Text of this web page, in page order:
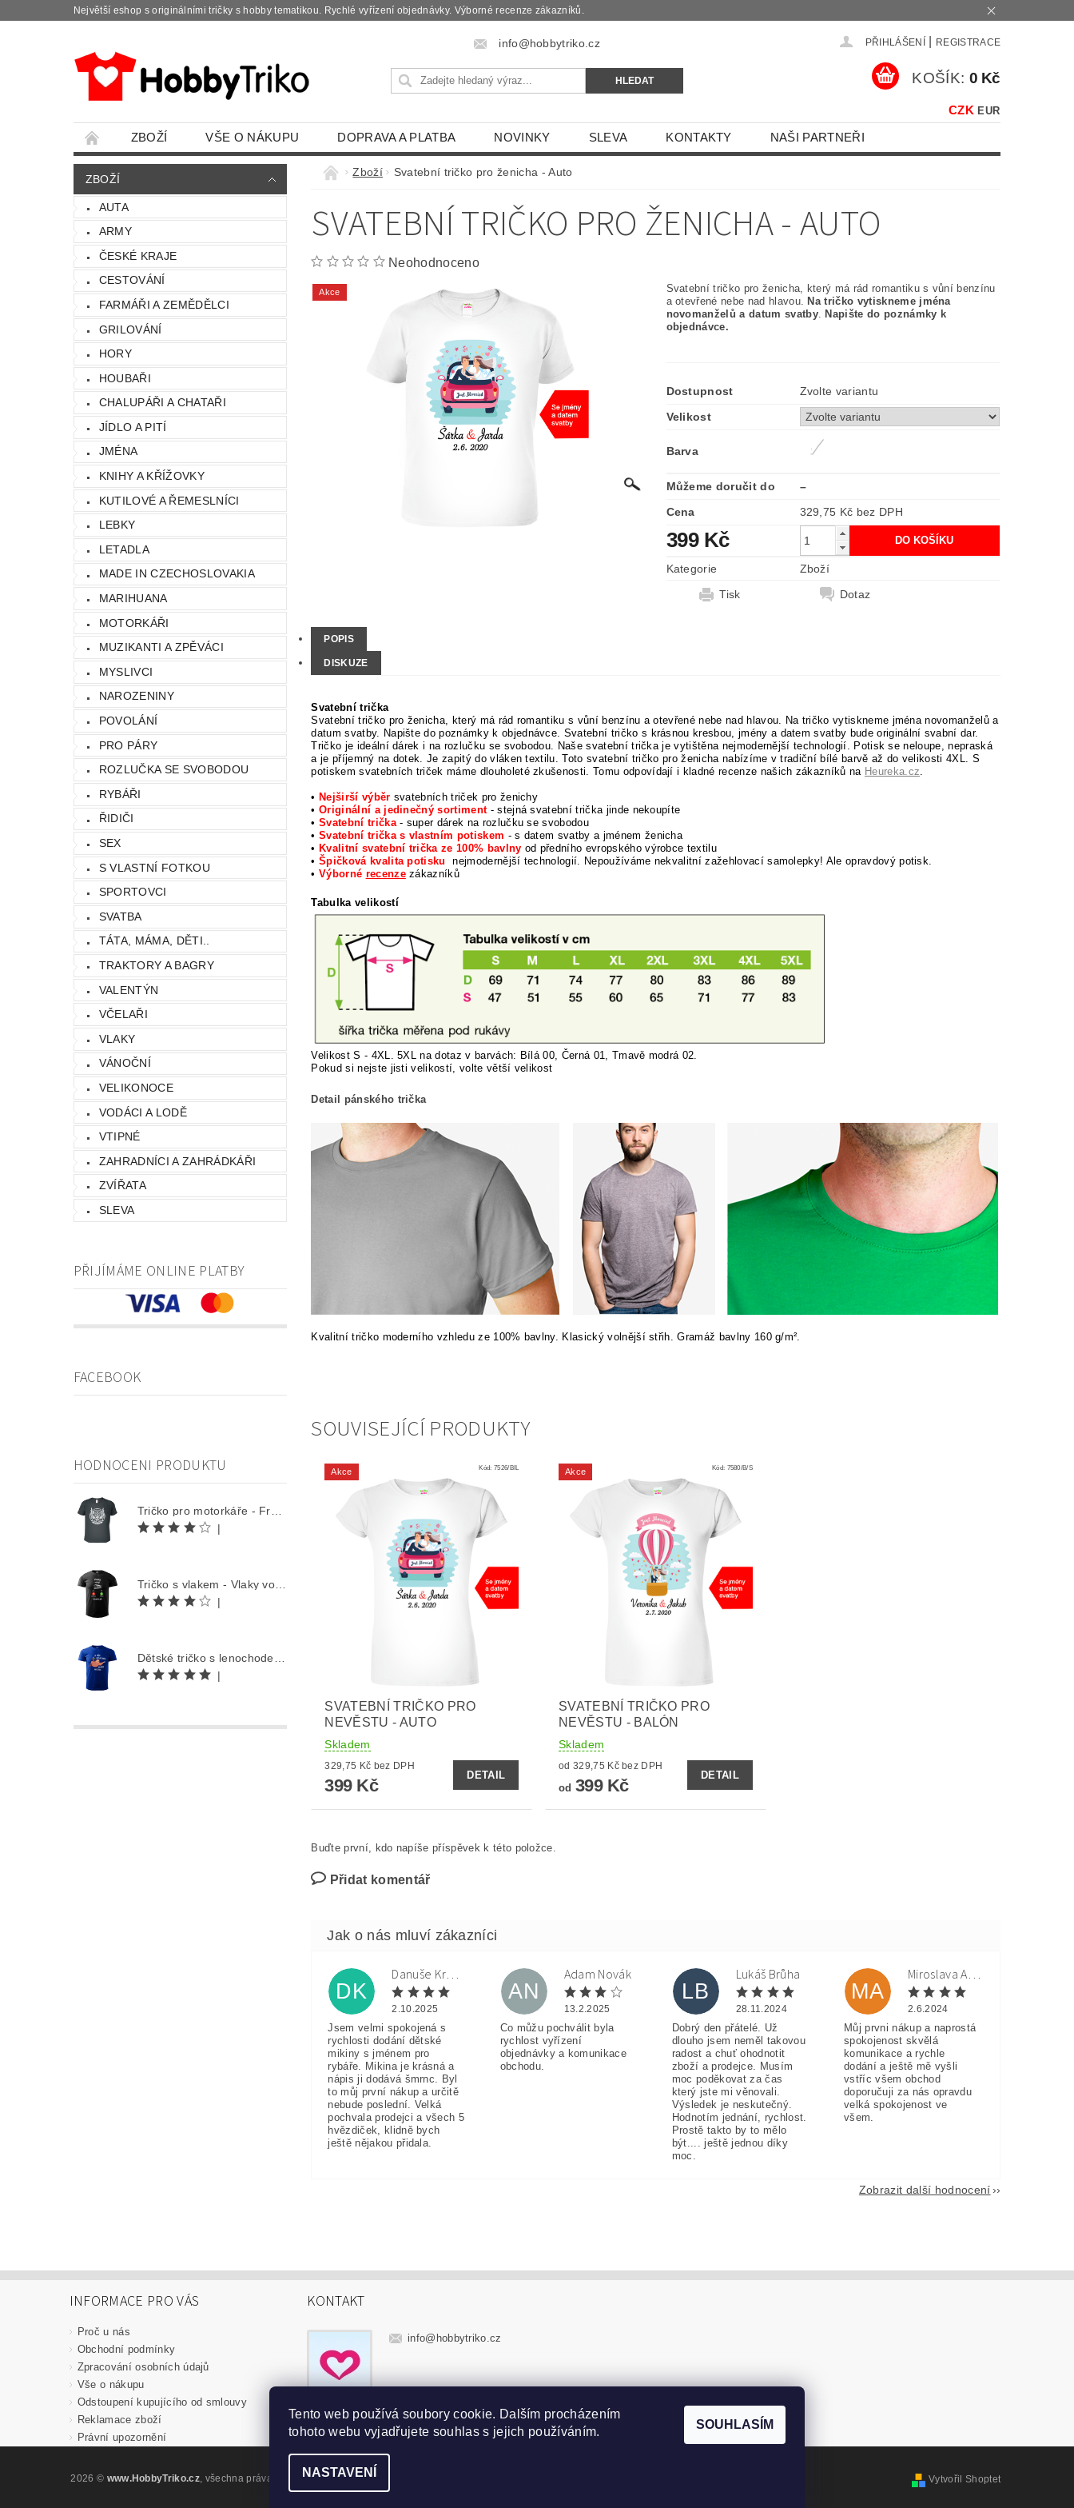
Největší eshop s originálními tričky s hobby tematikou. Rychlé vyřízení objednávky. Výborné recenze zákazníků.
info@hobbytriko.cz PŘIHLÁŠENÍ REGISTRACE
CZK EUR
KOŠÍK: 0 Kč
ZBOŽÍ VŠE O NÁKUPU DOPRAVA A PLATBA NOVINKY SLEVA KONTAKTY NAŠI PARTNEŘI
ZBOŽÍ
AUTA
ARMY
ČESKÉ KRAJE
CESTOVÁNÍ
FARMÁŘI A ZEMĚDĚLCI
GRILOVÁNÍ
HORY
HOUBAŘI
CHALUPÁŘI A CHATAŘI
JÍDLO A PITÍ
JMÉNA
KNIHY A KŘÍŽOVKY
KUTILOVÉ A ŘEMESLNÍCI
LEBKY
LETADLA
MADE IN CZECHOSLOVAKIA
MARIHUANA
MOTORKÁŘI
MUZIKANTI A ZPĚVÁCI
MYSLIVCI
NAROZENINY
POVOLÁNÍ
PRO PÁRY
ROZLUČKA SE SVOBODOU
RYBÁŘI
ŘIDIČI
SEX
S VLASTNÍ FOTKOU
SPORTOVCI
SVATBA
TÁTA, MÁMA, DĚTI..
TRAKTORY A BAGRY
VALENTÝN
VČELAŘI
VLAKY
VÁNOČNÍ
VELIKONOCE
VODÁCI A LODĚ
VTIPNÉ
ZAHRADNÍCI A ZAHRÁDKÁŘI
ZVÍŘATA
SLEVA
PŘIJÍMÁME ONLINE PLATBY
FACEBOOK
HODNOCENI PRODUKTU
|
|
|
Zboží Svatební tričko pro ženicha - Auto
SVATEBNÍ TRIČKO PRO ŽENICHA - AUTO
Neohodnoceno
Akce
Svatební tričko pro ženicha, který má rád romantiku s vůní benzínu
a otevřené nebe nad hlavou.Na tričko vytiskneme jména
novomanželů a datum svatby. Napište do poznámky k
objednávce.
Dostupnost
Zvolte variantu
Velikost
Barva
Můžeme doručit do
–
Cena
329,75 Kč bez DPH
399 Kč
Kategorie
Zboží
Tisk
Dotaz
POPIS
DISKUZE
Svatební trička
Svatební tričko pro ženicha, který má rád romantiku s vůní benzínu a otevřené nebe nad hlavou. Na tričko vytiskneme jména novomanželů a
datum svatby. Napište do poznámky k objednávce. Svatební tričko s krásnou kresbou, jmény a datem svatby bude originální svabní dar.
Tričko je ideální dárek i na rozlučku se svobodou. Naše svatební trička je vytištěna nejmodernější technologií. Potisk se neloupe, nepraská
a je příjemný na dotek. Je zapitý do vláken textilu. Toto svatební tričko pro ženicha nabízíme v tradiční bílé barvě až do velikosti 4XL. S
potiskem svatebních triček máme dlouholeté zkušenosti. Tomu odpovídají i kladné recenze našich zákazníků na Heureka.cz
•Nejširší výběr svatebních triček pro ženichy
•Originální a jedinečný sortiment - stejná svatební trička jinde nekoupíte
•Svatební trička- super dárek na rozlučku se svobodou
•Svatební trička s vlastním potiskem - s datem svatby a jménem ženicha
•Kvalitní svatební trička ze 100% bavlny od předního evropského výrobce textilu
•Špičková kvalita potisku
nejmodernější technologií. Nepoužíváme nekvalitní zažehlovací samolepky! Ale opravdový potisk.
•Výborné recenzezákazníků
Tabulka velikostí
Velikost S - 4XL. 5XL na dotaz v barvách: Bílá 00, Černá 01, Tmavě modrá 02.
Pokud si nejste jisti velikostí, volte větší velikost
Detail pánského trička
Kvalitní tričko moderního vzhledu ze 100% bavlny. Klasický volnější střih. Gramáž bavlny 160 g/m².
SOUVISEJÍCÍ PRODUKTY
Akce Kód: 7526/BIL
SVATEBNÍ TRIČKO PRO
NEVĚSTU - AUTO
Skladem
329,75 Kč bez DPH
399 Kč
DETAIL
Akce Kód: 7580/B/S
SVATEBNÍ TRIČKO PRO
NEVĚSTU - BALÓN
Skladem
od 329,75 Kč bez DPH
od 399 Kč
DETAIL
Buďte první, kdo napíše příspěvek k této položce.
Přidat komentář
DK
Danuše Krulová
2.10.2025
Jsem velmi spokojená s
rychlosti dodání dětské
mikiny s jménem pro
rybáře. Mikina je krásná a
nápis ji dodává šmrnc. Byl
to můj první nákup a určitě
nebude poslední. Velká
pochvala prodejci a všech 5
hvězdiček, klidně bych
ještě nějakou přidala.
AN
Adam Novák
13.2.2025
Co můžu pochválit byla
rychlost vyřízení
objednávky a komunikace
obchodu.
LB
Lukáš Brůha
28.11.2024
Dobrý den přátelé. Už
dlouho jsem neměl takovou
radost a chuť ohodnotit
zboží a prodejce. Musím
moc poděkovat za čas
který jste mi věnovali.
Výsledek je neskutečný.
Hodnotím jednání, rychlost.
Prostě takto by to mělo
být.... ještě jednou díky
moc.
MA
Miroslava Andorková
2.6.2024
Můj prvni nákup a naprostá
spokojenost skvělá
komunikace a rychle
dodání a ještě mě vyšli
vstříc všem obchod
doporučuji za nás opravdu
velká spokojenost ve
všem.
Zobrazit další hodnocení
INFORMACE PRO VÁS
Proč u nás
Obchodní podmínky
Zpracování osobních údajů
Vše o nákupu
Odstoupení kupujícího od smlouvy
Reklamace zboží
Právní upozornění
KONTAKT
info@ hobbytriko.cz
2026 © www.HobbyTriko.cz , všechna práva vyhrazenaUpravit nastavení cookies Vytvořil Shoptet
Tento web používá soubory cookie. Dalším procházením
tohoto webu vyjadřujete souhlas s jejich používáním.
NASTAVENÍ
SOUHLASÍM